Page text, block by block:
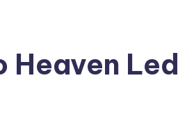
Heaven Led